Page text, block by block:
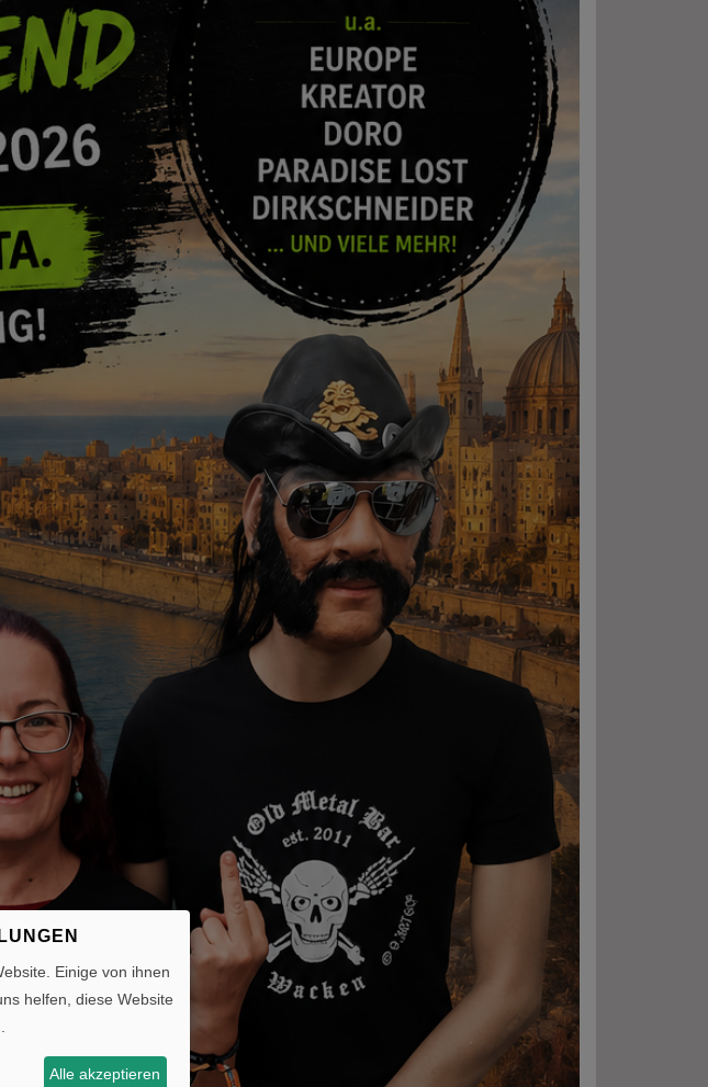
Einige von ihnen
helfen, diese Website
Alle akzeptieren